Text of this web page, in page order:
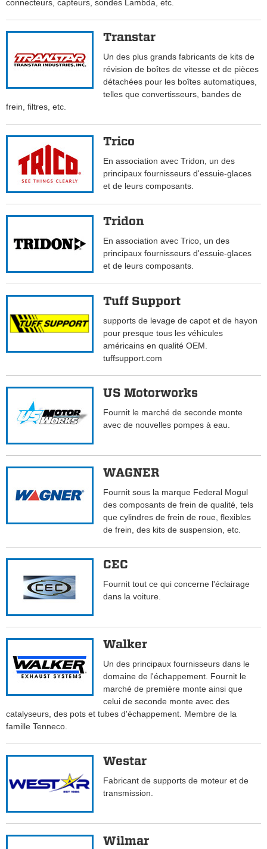
connecteurs, capteurs, sondes Lambda, etc.
Transtar
Un des plus grands fabricants de kits de
révision de boîtes de vitesse et de pièces
détachées pour les boîtes automatiques,
telles que convertisseurs, bandes de
frein, filtres, etc.
Trico
En association avec Tridon, un des
principaux fournisseurs d'essuie-glaces
et de leurs composants.
Tridon
En association avec Trico, un des
principaux fournisseurs d'essuie-glaces
et de leurs composants.
Tuff Support
supports de levage de capot et de hayon
pour presque tous les véhicules
américains en qualité OEM.
tuffsupport.com
US Motorworks
Fournit le marché de seconde monte
avec de nouvelles pompes à eau.
WAGNER
Fournit sous la marque Federal Mogul
des composants de frein de qualité, tels
que cylindres de frein de roue, flexibles
de frein, des kits de suspension, etc.
CEC
Fournit tout ce qui concerne l'éclairage
dans la voiture.
Walker
Un des principaux fournisseurs dans le
domaine de l'échappement. Fournit le
marché de première monte ainsi que
celui de seconde monte avec des
catalyseurs, des pots et tubes d'échappement. Membre de la
famille Tenneco.
Westar
Fabricant de supports de moteur et de
transmission.
Wilmar